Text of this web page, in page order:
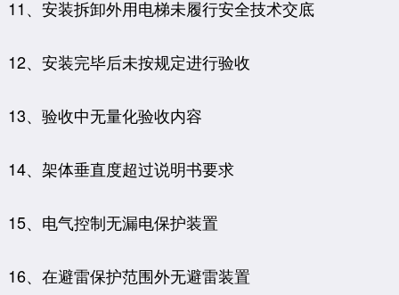
11、安装拆卸外用电梯未履行安全技术交底
12、安装完毕后未按规定进行验收
13、验收中无量化验收内容
14、架体垂直度超过说明书要求
15、电气控制无漏电保护装置
16、在避雷保护范围外无避雷装置